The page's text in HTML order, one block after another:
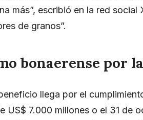
más”, escribió en la red
de granos”.
bonaerense por
llega por el
US$ 7.000 millones o el 31 de